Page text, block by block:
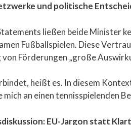
und politische
ließen beide Minister
Fußballspielen. Diese
von Förderungen „große
heißt es. In diesem
mich an einen tennisspielenden
EU-Jargon statt